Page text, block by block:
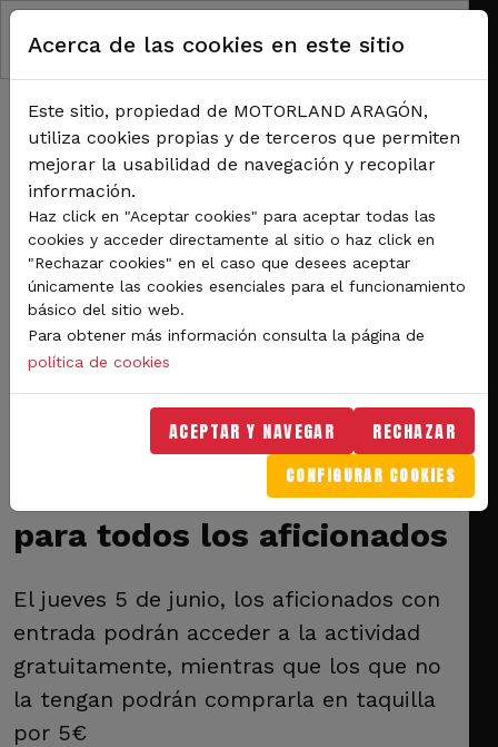
Pasar al contenido principal
RUTA DE NAVEGACIÓN
El Gran Premio GoPro de Aragón comenzará un año más con el Pit Lane Walk
para todos los aficionados
Competiciones
El Gran Premio GoPro de
Aragón comenzará un año
más con el Pit Lane Walk
para todos los aficionados
El jueves 5 de junio, los aficionados con
entrada podrán acceder a la actividad
gratuitamente, mientras que los que no
la tengan podrán comprarla en taquilla
por 5€
Acerca de las cookies en este sitio
Este sitio, propiedad de MOTORLAND ARAGÓN,
utiliza cookies propias y de terceros que permiten
mejorar la usabilidad de navegación y recopilar
información.
Haz click en "Aceptar cookies" para aceptar todas las
cookies y acceder directamente al sitio o haz click en
"Rechazar cookies" en el caso que desees aceptar
únicamente las cookies esenciales para el funcionamiento
básico del sitio web.
Para obtener más información consulta la página de
política de cookies
ACEPTAR Y NAVEGAR RECHAZAR
CONFIGURAR COOKIES